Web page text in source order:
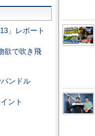
」レポート
欲で吹き飛
ンドル
ント